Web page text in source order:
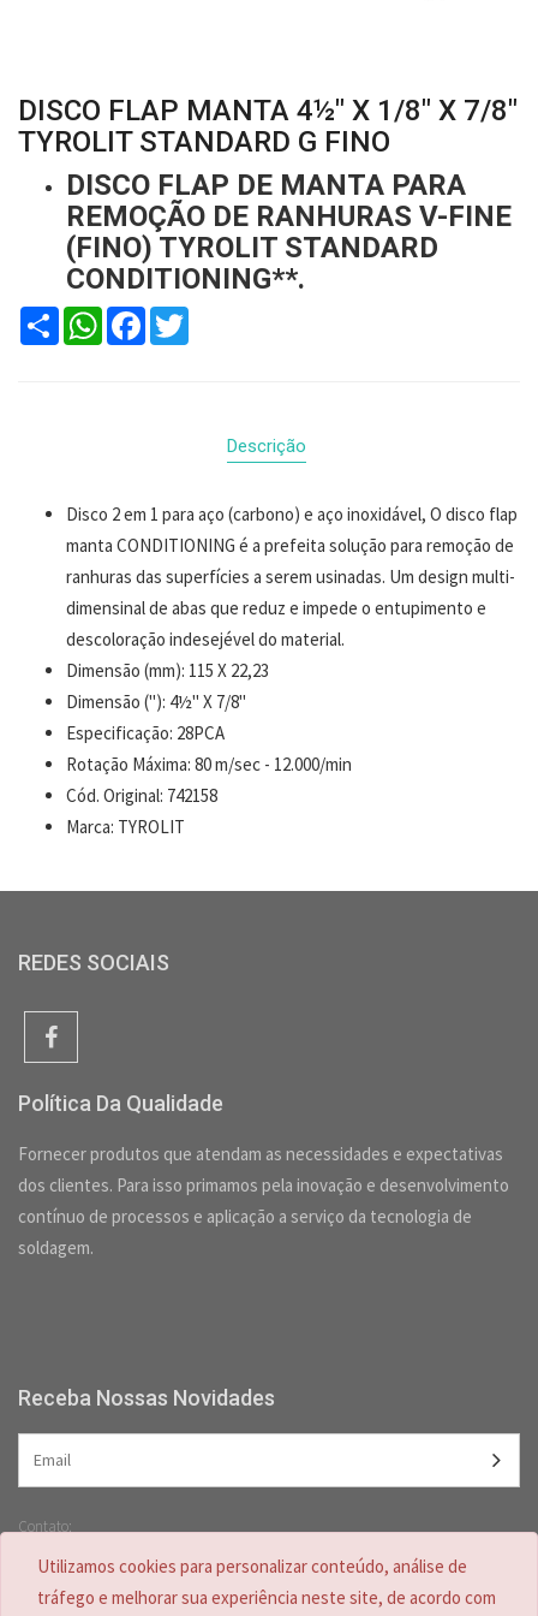
DISCO FLAP MANTA 4½" X 1/8" X 7/8"
TYROLIT STANDARD G FINO
DISCO FLAP DE MANTA PARA
REMOÇÃO DE RANHURAS V-FINE
(FINO) TYROLIT STANDARD
CONDITIONING**.
Compartilhar
WhatsAppFacebook
Twitter
Descrição
Disco 2 em 1 para aço (carbono) e aço inoxidável, O disco flap
manta CONDITIONING é a prefeita solução para remoção de
ranhuras das superfícies a serem usinadas. Um design multi-
dimensinal de abas que reduz e impede o entupimento e
descoloração indesejével do material.
Dimensão (mm): 115 X 22,23
Dimensão ("): 4½" X 7/8"
Especificação: 28PCA
Rotação Máxima: 80 m/sec - 12.000/min
Cód. Original: 742158
Marca: TYROLIT
REDES SOCIAIS
Política Da Qualidade
Fornecer produtos que atendam as necessidades e expectativas
dos clientes. Para isso primamos pela inovação e desenvolvimento
contínuo de processos e aplicação a serviço da tecnologia de
soldagem.
Receba Nossas Novidades
Contato:
(47) 99728-4635
Utilizamos cookies para personalizar conteúdo, análise de
tráfego e melhorar sua experiência neste site, de acordo com